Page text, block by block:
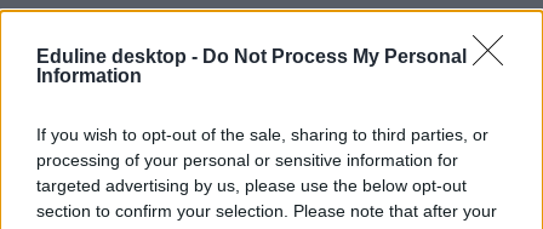
Eduline desktop - Do Not Process My Personal
Information
If you wish to opt-out of the sale, sharing to third parties, or
processing of your personal or sensitive information for
targeted advertising by us, please use the below opt-out
section to confirm your selection. Please note that after your